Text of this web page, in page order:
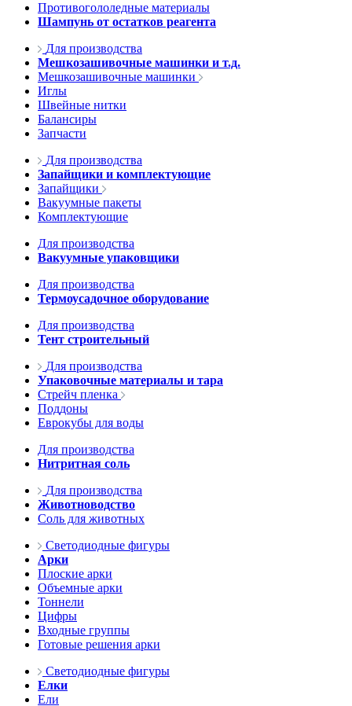
Противогололедные материалы
Шампунь от остатков реагента
Для производства
Мешкозашивочные машинки и т.д.
Мешкозашивочные машинки
Иглы
Швейные нитки
Балансиры
Запчасти
Для производства
Запайщики и комплектующие
Запайщики
Вакуумные пакеты
Комплектующие
Для производства
Вакуумные упаковщики
Для производства
Термоусадочное оборудование
Для производства
Тент строительный
Для производства
Упаковочные материалы и тара
Стрейч пленка
Поддоны
Еврокубы для воды
Для производства
Нитритная соль
Для производства
Животноводство
Соль для животных
Светодиодные фигуры
Арки
Плоские арки
Объемные арки
Тоннели
Цифры
Входные группы
Готовые решения арки
Светодиодные фигуры
Елки
Ели